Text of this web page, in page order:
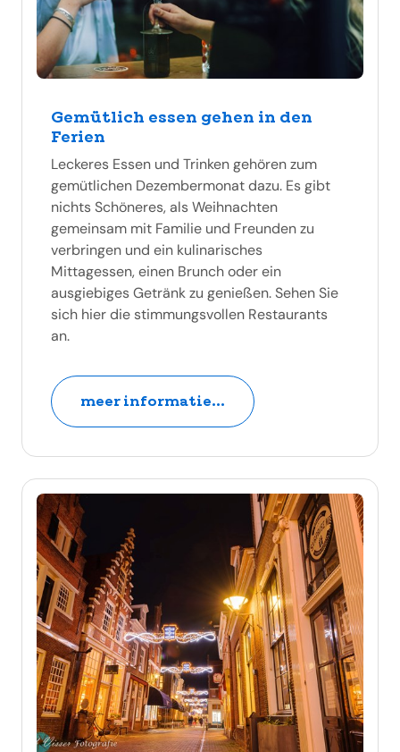
Gemütlich essen gehen in den
Ferien
Leckeres Essen und Trinken gehören zum
gemütlichen Dezembermonat dazu. Es gibt
nichts Schöneres, als Weihnachten
gemeinsam mit Familie und Freunden zu
verbringen und ein kulinarisches
Mittagessen, einen Brunch oder ein
ausgiebiges Getränk zu genießen. Sehen Sie
sich hier die stimmungsvollen Restaurants
an.
meer informatie...